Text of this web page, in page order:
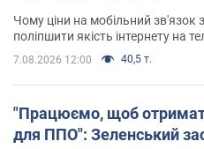
Чому ціни на мобільний зв'язок
поліпшити якість інтернету на
7.08.2026 12:00 40,5 т.
"Працюємо, щоб
для ППО": Зеленський